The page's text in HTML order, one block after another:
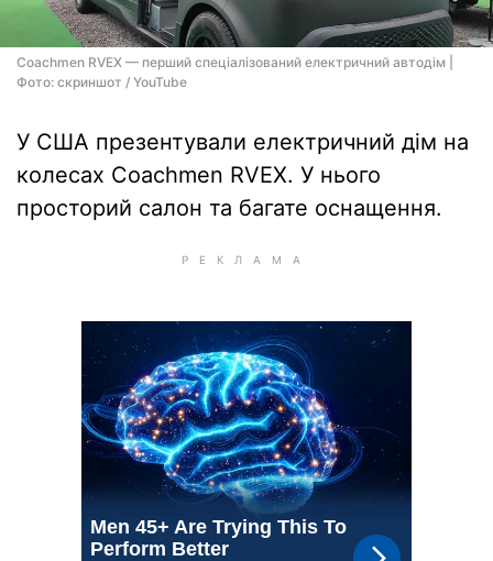
Coachmen RVEX — перший спеціалізований електричний автодім |
Фото: скриншот / YouTube
У США презентували електричний дім на
колесах Coachmen RVEX. У нього
просторий салон та багате оснащення.